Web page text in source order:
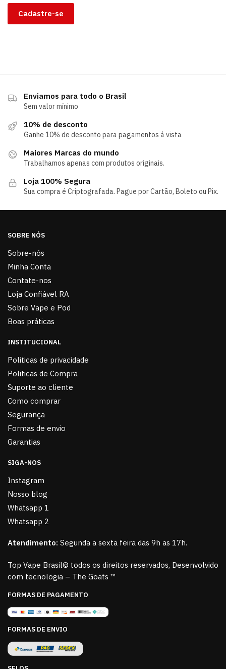
Cadastre-se
Enviamos para todo o Brasil
Sem valor mínimo
10% de desconto
Ganhe 10% de desconto para pagamentos á vista
Maiores Marcas do mundo
Trabalhamos apenas com produtos originais.
Loja 100% Segura
Sua compra é Criptografada. Pague por Cartão, Boleto ou Pix.
SOBRE NÓS
Sobre-nós
Minha Conta
Contate-nos
Loja Confiável RA
Sobre Vape e Pod
Boas práticas
INSTITUCIONAL
Politicas de privacidade
Politicas de Compra
Suporte ao cliente
Como comprar
Segurança
Formas de envio
Garantias
SIGA-NOS
Instagram
Nosso blog
Whatsapp 1
Whatsapp 2
Atendimento: Segunda a sexta feira das 9h as 17h.
Top Vape Brasil© todos os direitos reservados, Desenvolvido
com tecnologia – The Goats ™
FORMAS DE PAGAMENTO
FORMAS DE ENVIO